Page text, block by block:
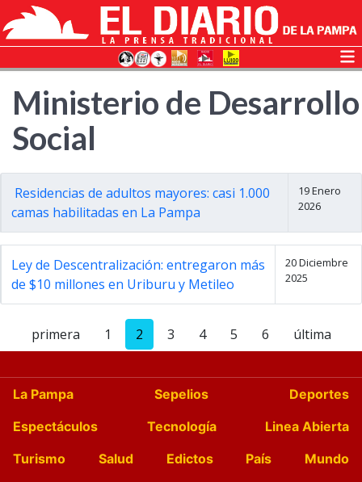
Ministerio de Desarrollo
Social
Residencias de adultos mayores: casi 1.000
camas habilitadas en La Pampa
19 Enero
2026
Ley de Descentralización: entregaron más
de $10 millones en Uriburu y Metileo
20 Diciembre
2025
primera 1 2 3 4 5 6 última
La Pampa Sepelios
Deportes
Espectáculos
Tecnología
Linea Abierta
Turismo
Salud Edictos País
Mundo